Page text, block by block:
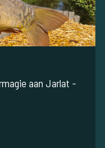
aan Jarlat -